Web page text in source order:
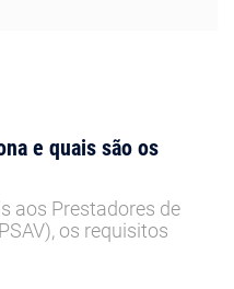
e quais são os
aos Prestadores de
os requisitos